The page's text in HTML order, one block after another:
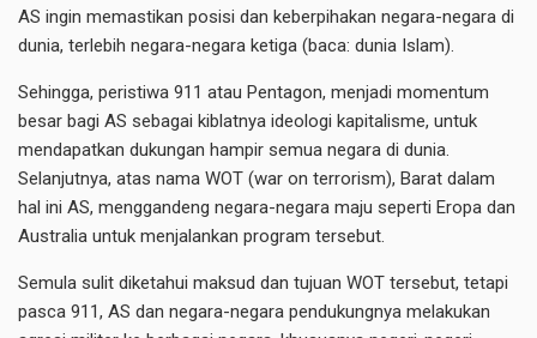
AS ingin memastikan posisi dan keberpihakan negara-negara di
dunia, terlebih negara-negara ketiga (baca: dunia Islam).
Sehingga, peristiwa 911 atau Pentagon, menjadi momentum
besar bagi AS sebagai kiblatnya ideologi kapitalisme, untuk
mendapatkan dukungan hampir semua negara di dunia.
Selanjutnya, atas nama WOT (war on terrorism), Barat dalam
hal ini AS, menggandeng negara-negara maju seperti Eropa dan
Australia untuk menjalankan program tersebut.
Semula sulit diketahui maksud dan tujuan WOT tersebut, tetapi
pasca 911, AS dan negara-negara pendukungnya melakukan